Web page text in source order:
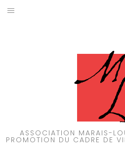
Aller
ASSOCIATION MARAIS-
PROMOTION DU CADRE DE